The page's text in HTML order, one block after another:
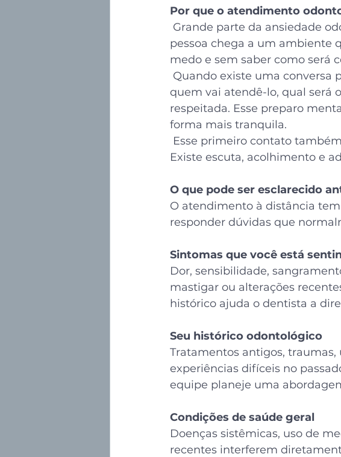
Por que o atendimento
Grande parte da ansiedade
pessoa chega a um ambiente
medo e sem saber como será
Quando existe uma conversa
quem vai atendê-lo, qual será
respeitada. Esse preparo
forma mais tranquila.
Esse primeiro contato
Existe escuta, acolhimento e
O que pode ser esclarecido
O atendimento à distância
responder dúvidas que
Sintomas que você está
Dor, sensibilidade,
mastigar ou alterações
histórico ajuda o dentista a
Seu histórico odontológico
Tratamentos antigos,
experiências difíceis no
equipe planeje uma
Condições de saúde geral
Doenças sistêmicas, uso de
recentes interferem